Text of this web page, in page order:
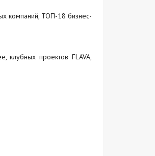
компаний, ТОП-18 бизнес-
клубных проектов FLAVA,